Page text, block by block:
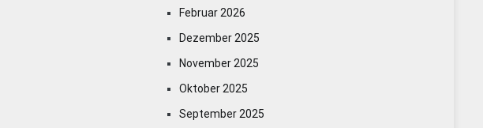
Februar 2026
Dezember 2025
November 2025
Oktober 2025
September 2025